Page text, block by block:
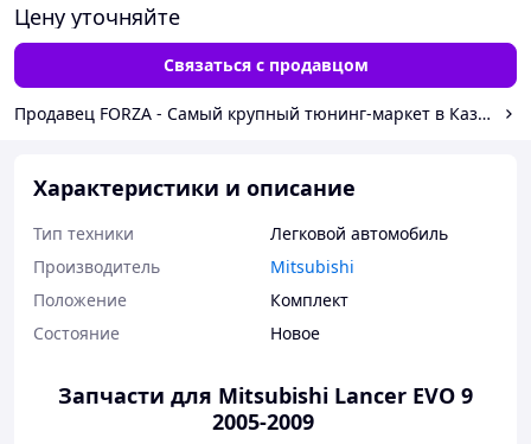
Цену уточняйте
Связаться с продавцом
Продавец FORZA - Самый крупный тюнинг-маркет в
Характеристики и описание
Тип техники
Легковой автомобиль
Производитель
Mitsubishi
Положение
Комплект
Состояние
Новое
Запчасти для Mitsubishi Lancer EVO 9
2005-2009